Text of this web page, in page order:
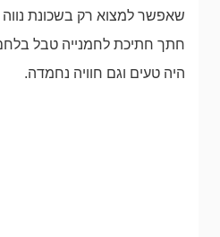
שאפשר למצוא רק בשכונת
חתך חתיכת לחמנייה טבל
היה טעים וגם חוויה נחמדה.